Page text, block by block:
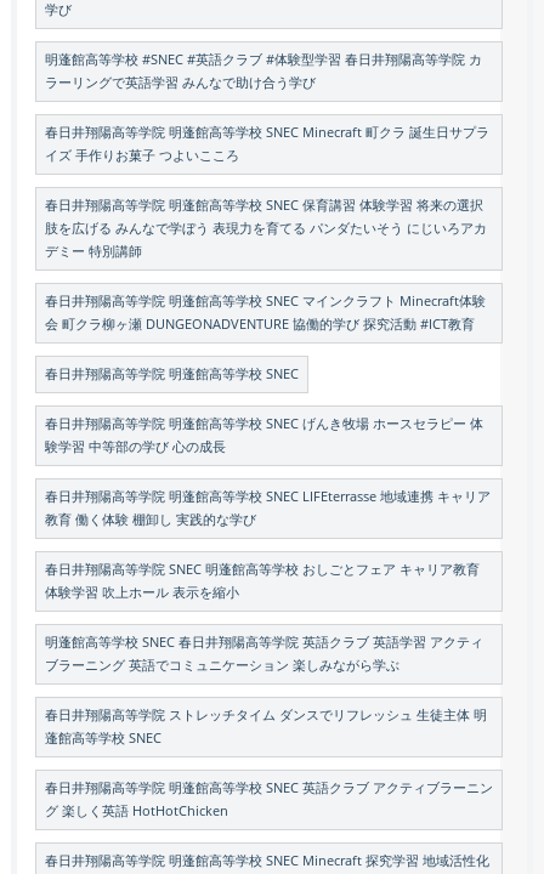
学び
明蓬館高等学校 #SNEC #英語クラブ #体験型学習 春日井翔陽高等学院 カ
ラーリングで英語学習 みんなで助け合う学び
春日井翔陽高等学院 明蓬館高等学校 SNEC Minecraft 町クラ 誕生日サプラ
イズ 手作りお菓子 つよいこころ
春日井翔陽高等学院 明蓬館高等学校 SNEC 保育講習 体験学習 将来の選択
肢を広げる みんなで学ぼう 表現力を育てる パンダたいそう にじいろアカ
デミー 特別講師
春日井翔陽高等学院 明蓬館高等学校 SNEC マインクラフト Minecraft体験
会 町クラ柳ヶ瀬 DUNGEONADVENTURE 協働的学び 探究活動 #ICT教育
春日井翔陽高等学院 明蓬館高等学校 SNEC
春日井翔陽高等学院 明蓬館高等学校 SNEC げんき牧場 ホースセラピー 体
験学習 中等部の学び 心の成長
春日井翔陽高等学院 明蓬館高等学校 SNEC LIFEterrasse 地域連携 キャリア
教育 働く体験 棚卸し 実践的な学び
春日井翔陽高等学院 SNEC 明蓬館高等学校 おしごとフェア キャリア教育
体験学習 吹上ホール 表示を縮小
明蓬館高等学校 SNEC 春日井翔陽高等学院 英語クラブ 英語学習 アクティ
ブラーニング 英語でコミュニケーション 楽しみながら学ぶ
春日井翔陽高等学院 ストレッチタイム ダンスでリフレッシュ 生徒主体 明
蓬館高等学校 SNEC
春日井翔陽高等学院 明蓬館高等学校 SNEC 英語クラブ アクティブラーニン
グ 楽しく英語 HotHotChicken
春日井翔陽高等学院 明蓬館高等学校 SNEC Minecraft 探究学習 地域活性化